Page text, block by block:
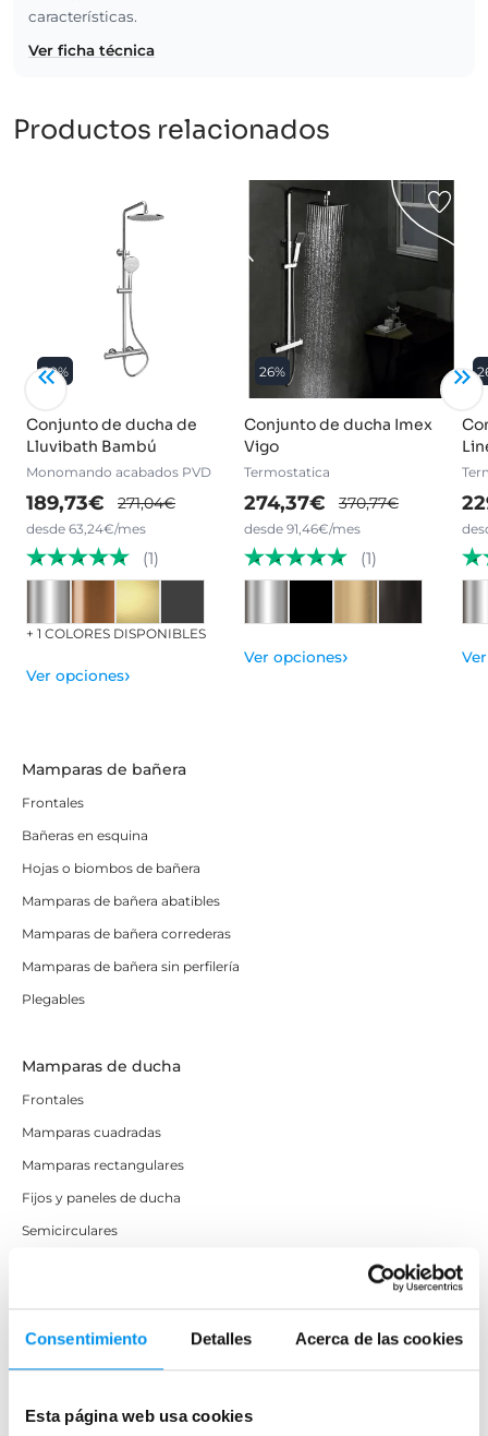
Consentimiento Detalles Acerca de las cookies
Esta página web usa cookies
características.
Ver ficha técnica
Productos relacionados
30%
Conjunto de ducha de
Lluvibath Bambú
Monomando acabados PVD
189,73€ 271,04€
desde 63,24€/mes
(1)
+ 1 COLORES DISPONIBLES
Ver opciones›
26%
Conjunto de ducha Imex
Vigo
Termostatica
274,37€ 370,77€
desde 91,46€/mes
(1)
Ver opciones›
Mamparas de bañera
Frontales
Bañeras en esquina
Hojas o biombos de bañera
Mamparas de bañera abatibles
Mamparas de bañera correderas
Mamparas de bañera sin perfilería
Plegables
Mamparas de ducha
Frontales
Mamparas cuadradas
Mamparas rectangulares
Fijos y paneles de ducha
Semicirculares
Mamparas doble hoja